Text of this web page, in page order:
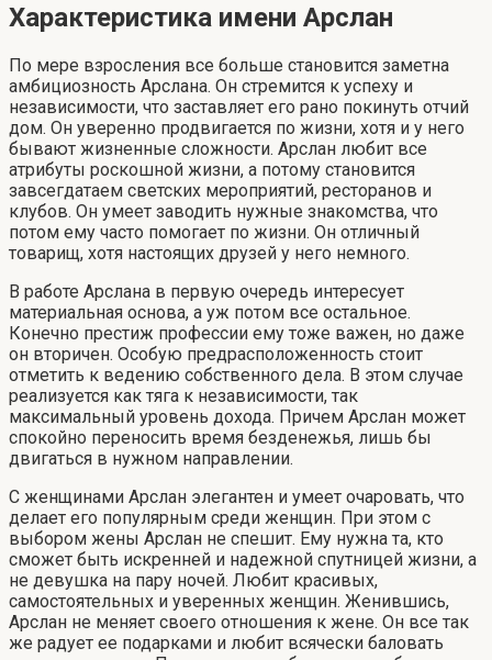
Характеристика имени Арслан
По мере взросления все больше становится заметна
амбициозность Арслана. Он стремится к успеху и
независимости, что заставляет его рано покинуть отчий
дом. Он уверенно продвигается по жизни, хотя и у него
бывают жизненные сложности. Арслан любит все
атрибуты роскошной жизни, а потому становится
завсегдатаем светских мероприятий, ресторанов и
клубов. Он умеет заводить нужные знакомства, что
потом ему часто помогает по жизни. Он отличный
товарищ, хотя настоящих друзей у него немного.
В работе Арслана в первую очередь интересует
материальная основа, а уж потом все остальное.
Конечно престиж профессии ему тоже важен, но даже
он вторичен. Особую предрасположенность стоит
отметить к ведению собственного дела. В этом случае
реализуется как тяга к независимости, так
максимальный уровень дохода. Причем Арслан может
спокойно переносить время безденежья, лишь бы
двигаться в нужном направлении.
С женщинами Арслан элегантен и умеет очаровать, что
делает его популярным среди женщин. При этом с
выбором жены Арслан не спешит. Ему нужна та, кто
сможет быть искренней и надежной спутницей жизни, а
не девушка на пару ночей. Любит красивых,
самостоятельных и уверенных женщин. Женившись,
Арслан не меняет своего отношения к жене. Он все так
же радует ее подарками и любит всячески баловать